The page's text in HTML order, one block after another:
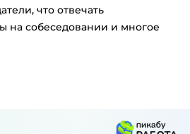
что отвечать
на собеседовании и многое